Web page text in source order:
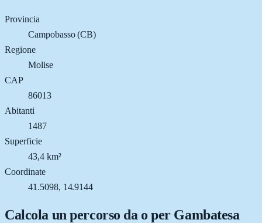
Provincia
Campobasso (CB)
Regione
Molise
CAP
86013
Abitanti
1487
Superficie
43,4 km²
Coordinate
41.5098, 14.9144
Calcola un percorso da o per Gambatesa